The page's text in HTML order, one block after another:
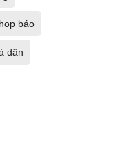
báo
dân